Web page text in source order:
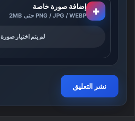
+ إضافة صورة خاصة
PNG / JPG / WEBP حتى 2MB
لم يتم اختيار صورة